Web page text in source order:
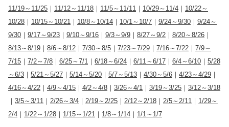
11/19～11/25 ｜ 11/12～11/18 ｜ 11/5～11/11 ｜ 10/29～11/4 ｜ 10/22～
10/28 ｜ 10/15～10/21 ｜ 10/8～10/14 ｜ 10/1～10/7 ｜ 9/24～9/30 ｜ 9/24～
9/30 ｜ 9/17～9/23 ｜ 9/10～9/16 ｜ 9/3～9/9 ｜ 8/27～9/2 ｜ 8/20～8/26 ｜
8/13～8/19 ｜ 8/6～8/12 ｜ 7/30～8/5 ｜ 7/23～7/29 ｜ 7/16～7/22 ｜ 7/9～
7/15 ｜ 7/2～7/8 ｜ 6/25～7/1 ｜ 6/18～6/24 ｜ 6/11～6/17 ｜ 6/4～6/10 ｜ 5/28
～6/3 ｜ 5/21～5/27 ｜ 5/14～5/20 ｜ 5/7～5/13 ｜ 4/30～5/6 ｜ 4/23～4/29 ｜
4/16～4/22 ｜ 4/9～4/15 ｜ 4/2～4/8 ｜ 3/26～4/1 ｜ 3/19～3/25 ｜ 3/12～3/18
｜ 3/5～3/11 ｜ 2/26～3/4 ｜ 2/19～2/25 ｜ 2/12～2/18 ｜ 2/5～2/11 ｜ 1/29～
2/4 ｜ 1/22～1/28 ｜ 1/15～1/21 ｜ 1/8～1/14 ｜ 1/1～1/7